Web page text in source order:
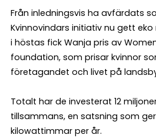
Från inledningsvis ha avfärdats
Kvinnovindars initiativ nu gett
i höstas fick Wanja pris av
foundation, som prisar kvinnor
företagandet och livet på
Totalt har de investerat 12
tillsammans, en satsning som ger
kilowattimmar per år.